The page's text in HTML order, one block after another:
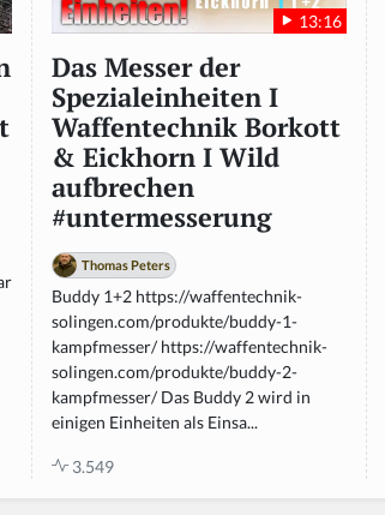
13:16
Das Messer der
Spezialeinheiten I
Waffentechnik Borkott
& Eickhorn I Wild
aufbrechen
#untermesserung
Thomas Peters
Buddy 1+2 https://waffentechnik-
solingen.com/produkte/buddy-1-
kampfmesser/ https://waffentechnik-
solingen.com/produkte/buddy-2-
kampfmesser/ Das Buddy 2 wird in
einigen Einheiten als Einsa...
3.549